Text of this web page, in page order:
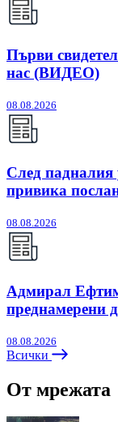
Първи
нас (ВИДЕО)
08.08.2026
След
привика
08.08.2026
Адмирал
преднамерени
08.08.2026
Всички
От мрежата